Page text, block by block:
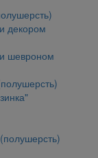
декором
шевроном